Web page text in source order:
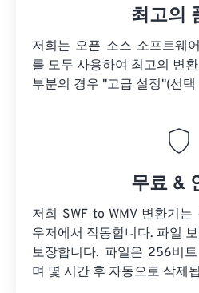
최고의
저희는 오픈 소스 소프트웨
를 모두 사용하여 최고의 변
부분의 경우 "고급 설정"(선택
무료 &
저희 SWF to WMV 변환기
우저에서 작동합니다. 파일
보장합니다. 파일은 256비
며 몇 시간 후 자동으로 삭제